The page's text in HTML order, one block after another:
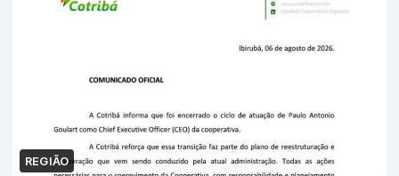
REGIÃO